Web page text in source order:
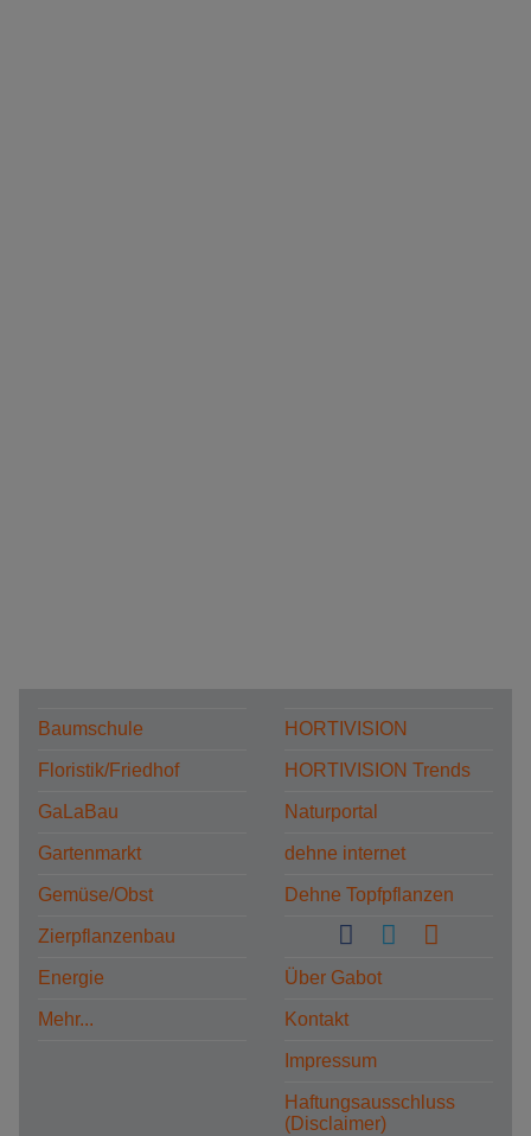
Baumschule
Floristik/Friedhof
GaLaBau
Gartenmarkt
Gemüse/Obst
Zierpflanzenbau
Energie
Mehr...
HORTIVISION
HORTIVISION Trends
Naturportal
dehne internet
Dehne Topfpflanzen
Über Gabot
Kontakt
Impressum
Haftungsausschluss
(Disclaimer)